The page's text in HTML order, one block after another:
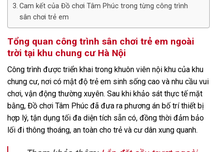
Cam kết của Đồ chơi Tâm Phúc trong từng công trình
sân chơi trẻ em
Tổng quan công trình sân chơi trẻ em ngoài
trời tại khu chung cư Hà Nội
Công trình được triển khai trong khuôn viên nội khu của khu
chung cư, nơi có mật độ trẻ em sinh sống cao và nhu cầu vui
chơi, vận động thường xuyên. Sau khi khảo sát thực tế mặt
bằng, Đồ chơi Tâm Phúc đã đưa ra phương án bố trí thiết bị
hợp lý, tận dụng tối đa diện tích sẵn có, đồng thời đảm bảo
lối đi thông thoáng, an toàn cho trẻ và cư dân xung quanh.